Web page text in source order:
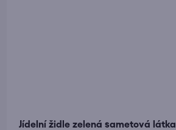
Jídelní židle zelená sametová látka